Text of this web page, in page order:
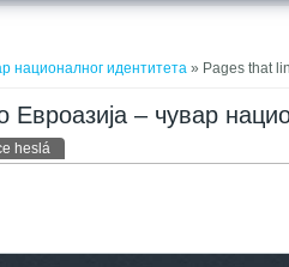
националног идентитета » Pages that
Евроазија – чувар
heslá